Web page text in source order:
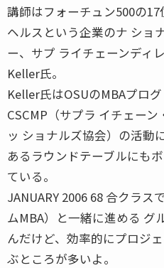
講師はフォーチュン500の
ヘルスという企業のナ ショ
ー、サプ ライチェーンディ
Keller氏。
Keller氏はOSUのMBAプログ
CSCMP（サプラ イチェー
ッ ショナルズ協会）の活動
あるラウンドテーブルにも
ている。
JANUARY 2006 68 合クラ
ムMBA）と一緒に進める グ
んだけど、効率的にプロジ
ぶところが多いよ。